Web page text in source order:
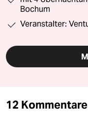
Bochum
Veranstalter:
12 Kommentare